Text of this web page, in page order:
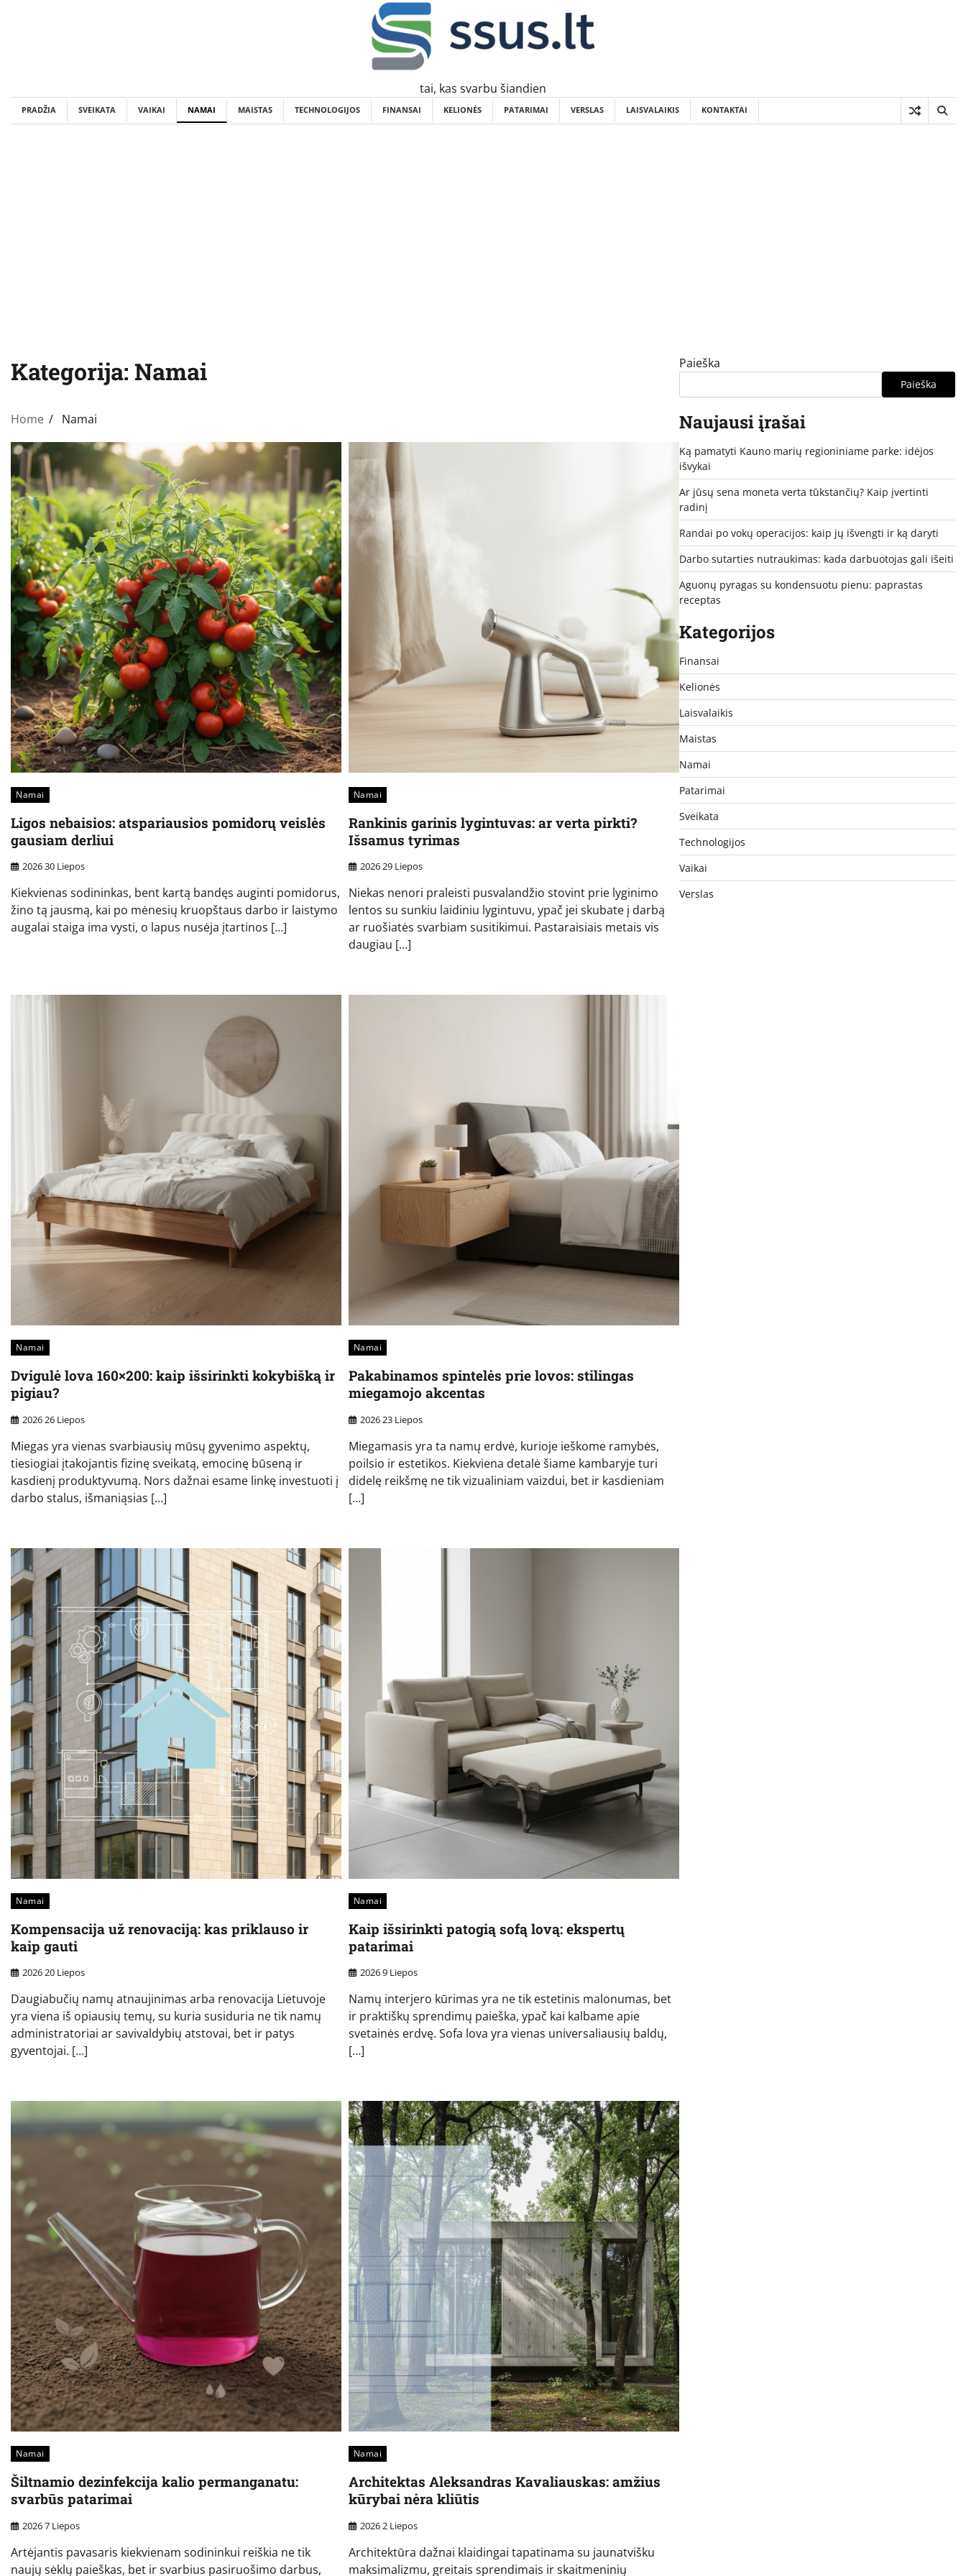
tai, kas svarbu šiandien
PRADŽIA SVEIKATA VAIKAI NAMAI MAISTAS TECHNOLOGIJOS FINANSAI KELIONĖS PATARIMAI VERSLAS LAISVALAIKIS KONTAKTAI
Kategorija: Namai
Home Namai
Namai
Ligos nebaisios: atspariausios pomidorų veislės
gausiam derliui
2026 30 Liepos
Kiekvienas sodininkas, bent kartą bandęs auginti pomidorus,
žino tą jausmą, kai po mėnesių kruopštaus darbo ir laistymo
augalai staiga ima vysti, o lapus nusėja įtartinos […]
Namai
Rankinis garinis lygintuvas: ar verta pirkti?
Išsamus tyrimas
2026 29 Liepos
Niekas nenori praleisti pusvalandžio stovint prie lyginimo
lentos su sunkiu laidiniu lygintuvu, ypač jei skubate į darbą
ar ruošiatės svarbiam susitikimui. Pastaraisiais metais vis
daugiau […]
Namai
Dvigulė lova 160×200: kaip išsirinkti kokybišką ir
pigiau?
2026 26 Liepos
Miegas yra vienas svarbiausių mūsų gyvenimo aspektų,
tiesiogiai įtakojantis fizinę sveikatą, emocinę būseną ir
kasdienį produktyvumą. Nors dažnai esame linkę investuoti į
darbo stalus, išmaniąsias […]
Namai
Pakabinamos spintelės prie lovos: stilingas
miegamojo akcentas
2026 23 Liepos
Miegamasis yra ta namų erdvė, kurioje ieškome ramybės,
poilsio ir estetikos. Kiekviena detalė šiame kambaryje turi
didelę reikšmę ne tik vizualiniam vaizdui, bet ir kasdieniam
[…]
Namai
Kompensacija už renovaciją: kas priklauso ir
kaip gauti
2026 20 Liepos
Daugiabučių namų atnaujinimas arba renovacija Lietuvoje
yra viena iš opiausių temų, su kuria susiduria ne tik namų
administratoriai ar savivaldybių atstovai, bet ir patys
gyventojai. […]
Namai
Kaip išsirinkti patogią sofą lovą: ekspertų
patarimai
2026 9 Liepos
Namų interjero kūrimas yra ne tik estetinis malonumas, bet
ir praktiškų sprendimų paieška, ypač kai kalbame apie
svetainės erdvę. Sofa lova yra vienas universaliausių baldų,
[…]
Namai
Šiltnamio dezinfekcija kalio permanganatu:
svarbūs patarimai
2026 7 Liepos
Artėjantis pavasaris kiekvienam sodininkui reiškia ne tik
naujų sėklų paieškas, bet ir svarbius pasiruošimo darbus,
Namai
Architektas Aleksandras Kavaliauskas: amžius
kūrybai nėra kliūtis
2026 2 Liepos
Architektūra dažnai klaidingai tapatinama su jaunatvišku
maksimalizmu, greitais sprendimais ir skaitmeninių
Paieška
Paieška
Naujausi įrašai
Ką pamatyti Kauno marių regioniniame parke: idėjos
išvykai
Ar jūsų sena moneta verta tūkstančių? Kaip įvertinti
radinį
Randai po vokų operacijos: kaip jų išvengti ir ką daryti
Darbo sutarties nutraukimas: kada darbuotojas gali išeiti
Aguonų pyragas su kondensuotu pienu: paprastas
receptas
Kategorijos
Finansai
Kelionės
Laisvalaikis
Maistas
Namai
Patarimai
Sveikata
Technologijos
Vaikai
Verslas